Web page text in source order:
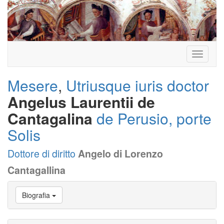
Toggle
Mesere, Utriusque iuris doctor
Angelus Laurentii de
Cantagalina de Perusio, porte
Solis
Dottore di diritto Angelo di Lorenzo
Cantagallina
Vai
Biografia
Biografia